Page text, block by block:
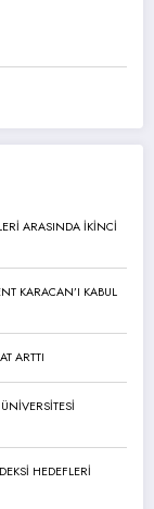
ARASINDA İKİNCİ
KARACAN’I KABUL
ARTTI
HEDEFLERİ